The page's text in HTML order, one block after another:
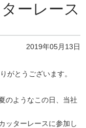
ーレース
2019年05月13日
がとうございます。
のようなこの日、当社
ッターレースに参加し